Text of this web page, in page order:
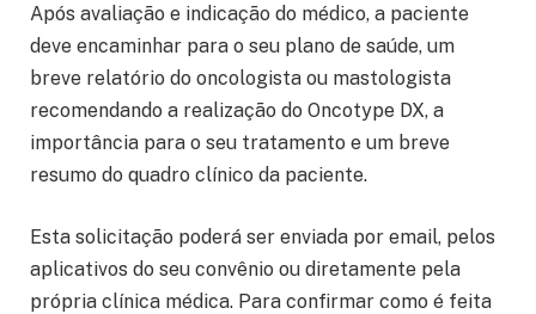
Após avaliação e indicação do médico, a paciente
deve encaminhar para o seu plano de saúde, um
breve relatório do oncologista ou mastologista
recomendando a realização do Oncotype DX, a
importância para o seu tratamento e um breve
resumo do quadro clínico da paciente.
Esta solicitação poderá ser enviada por email, pelos
aplicativos do seu convênio ou diretamente pela
própria clínica médica. Para confirmar como é feita